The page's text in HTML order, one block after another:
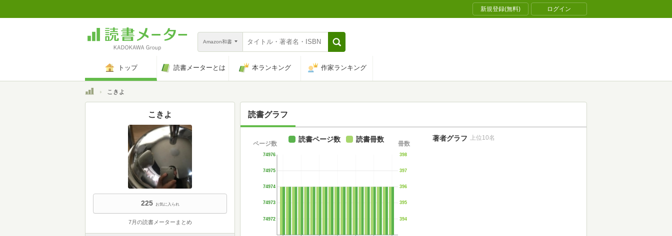
新規登録(無料) ログイン
Amazon和書
トップ 読書メーターとは 本ランキング 作家ランキング
トップこきよ
読書グラフ
74972
74973
74974
74975
74976
ページ数
394
395
396
397
398
冊数
読書ページ数 読書冊数 著者グラフ 上位10名
こきよ
225 お気に入られ
7月の読書メーターまとめ